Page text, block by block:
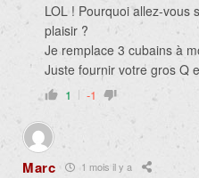
LOL ! Pourquoi allez-vous
plaisir ?
Je remplace 3 cubains à
Juste fournir votre gros Q
1 -1
Marc 1 mois il y a